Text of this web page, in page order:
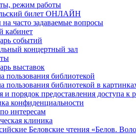
режим работы
билет ОНЛАЙН
часто задаваемые вопросы
кабинет
событий
концертный зал
выставок
пользования библиотекой
пользования библиотекой в
и порядок предоставления доступа к
конфиденциальности
интересам
клиника
Беловские чтения «Белов.